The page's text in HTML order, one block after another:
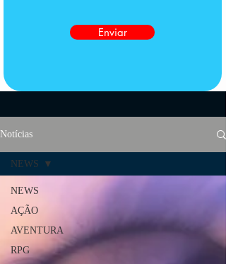
Enviar
Notícias
NEWS
AÇÃO
AVENTURA
RPG
NEWS